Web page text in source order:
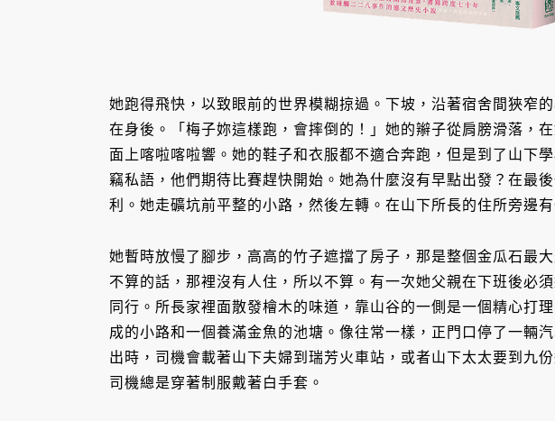
她跑得飛快，以致眼前的世界模糊掠過。下坡，沿著宿舍間狹窄
在身後。「梅子妳這樣跑，會摔倒的！」她的辮子從肩膀滑落，
面上喀啦喀啦響。她的鞋子和衣服都不適合奔跑，但是到了山下
竊私語，他們期待比賽趕快開始。她為什麼沒有早點出發？在最
利。她走礦坑前平整的小路，然後左轉。在山下所長的住所旁邊
她暫時放慢了腳步，高高的竹子遮擋了房子，那是整個金瓜石最
不算的話，那裡沒有人住，所以不算。有一次她父親在下班後必
同行。所長家裡面散發檜木的味道，靠山谷的一側是一個精心打
成的小路和一個養滿金魚的池塘。像往常一樣，正門口停了一輛
出時，司機會載著山下夫婦到瑞芳火車站，或者山下太太要到九
司機總是穿著制服戴著白手套。